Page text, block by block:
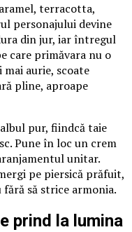
terracotta,
personajului devine
din jur, iar întregul
care primăvara nu o
mai aurie, scoate
pline, aproape
pur, fiindcă taie
Pune în loc un crem
unitar.
pe piersică prăfuit,
să strice armonia.
prind la lumina